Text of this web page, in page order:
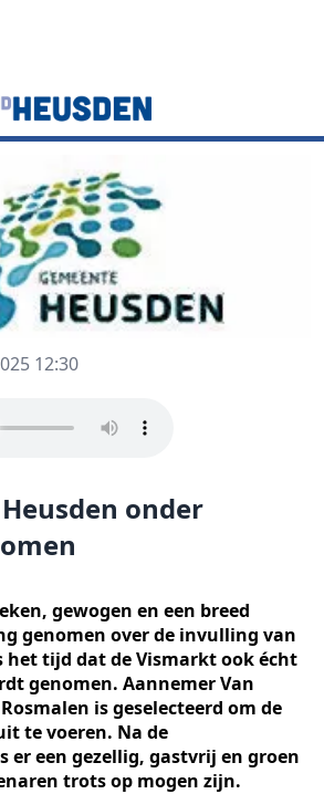
12:30
onder
gewogen en een breed
genomen over de invulling van
het tijd dat de Vismarkt ook écht
genomen. Aannemer Van
is geselecteerd om de
te voeren. Na de
er een gezellig, gastvrij en groen
trots op mogen zijn.